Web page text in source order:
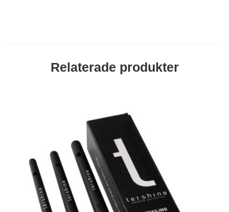
Relaterade produkter